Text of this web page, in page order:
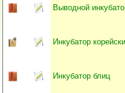
Выводной
Инкубатор
Инкубатор блиц